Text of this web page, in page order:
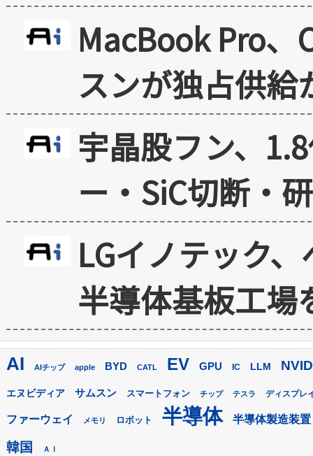
MacBook Pro
スンが独占供給
宇晶股フン、
ー・SiC切断・
LGイノテック
半導体基板工場
AI AIチップ apple BYD CATL EV GPU IC LLM
エヌビディア サムスン スマートフォン チップ テスラ ディスプレ
ファーウェイ メモリ ロボット 半導体 半導体製造装置
韓国 ＡＩ